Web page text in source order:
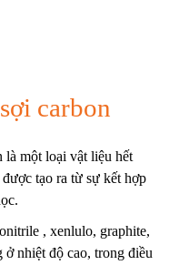
carbon
là một loại vật liệu hết
tạo ra từ sự kết hợp
, xenlulo, graphite,
ở nhiệt độ cao, trong điều